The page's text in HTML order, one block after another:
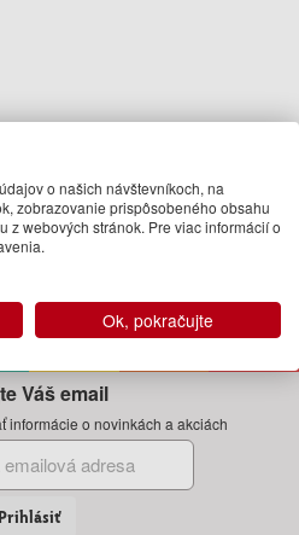
Váš email
informácie o novinkách a akciách
Prihlásiť
o našich návštevníkoch, na
zobrazovanie prispôsobeného obsahu
z webových stránok. Pre viac informácií o
Ok, pokračujte